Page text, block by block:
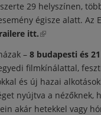
29 helyszínen,
égisze alatt. Az
itt.(külső
– 8 budapesti és
filmkínálattal,
és új hazai
nyújtva a nézőknek,
akár hetekkel vagy